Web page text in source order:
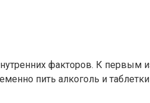
факторов. К
пить алкоголь и